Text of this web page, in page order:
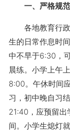
一、严格规
各地教育行政
生的日常作息时
中不早于6:30，
晨练。小学上午
8:00。午休时间
习，初中晚自习
21:40，应预留出
间。小学生熄灯